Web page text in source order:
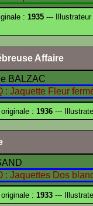
:1935 --- Illustrateur
Affaire
BALZAC
: 1936 ---
: 1933 ---